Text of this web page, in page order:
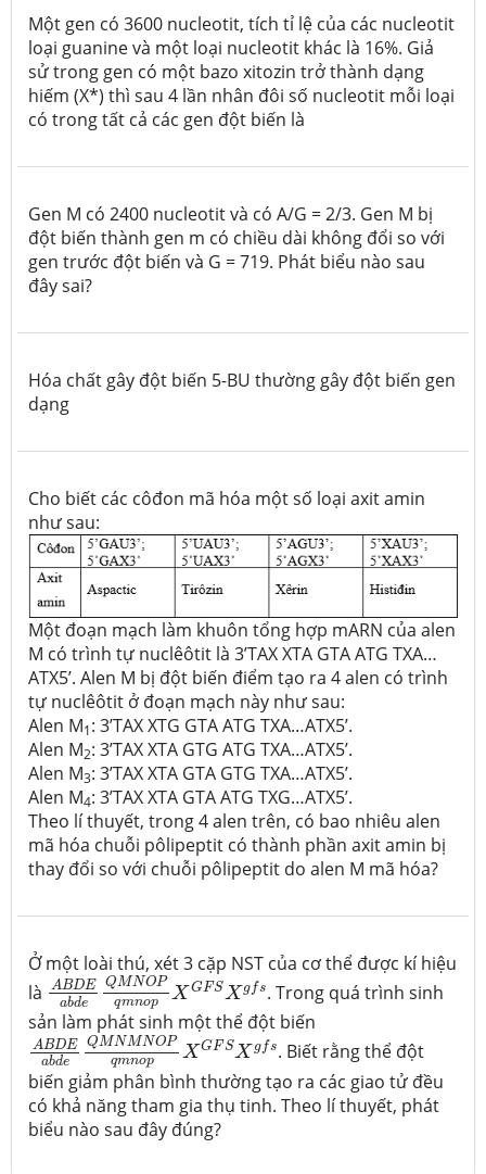
Một gen có 3600 nucleotit, tích tỉ lệ của các nucleotit
loại guanine và một loại nucleotit khác là 16%. Giả
sử trong gen có một bazo xitozin trở thành dạng
hiếm (X*) thì sau 4 lần nhân đôi số nucleotit mỗi loại
có trong tất cả các gen đột biến là
Gen M có 2400 nucleotit và có A/G = 2/3. Gen M bị
đột biến thành gen m có chiều dài không đổi so với
gen trước đột biến và G = 719. Phát biểu nào sau
đâysai?
Hóa chất gây đột biến 5-BU thường gây đột biến gen
dạng
Cho biết các côđon mã hóa một số loại axit amin
như sau:
Một đoạn mạch làm khuôn tổng hợp mARN của alen
M có trình tự nuclêôtit là 3’TAX XTA GTA ATG TXA…
ATX5’. Alen M bị đột biến điểm tạo ra 4 alen có trình
tự nuclêôtit ở đoạn mạch này như sau:
Alen M1: 3’TAX XTG GTA ATG TXA…ATX5’.
Alen M2: 3’TAX XTA GTG ATG TXA…ATX5’.
Alen M3: 3’TAX XTA GTA GTG TXA…ATX5’.
Alen M4: 3’TAX XTA GTA ATG TXG…ATX5’.
Theo lí thuyết, trong 4 alen trên, có bao nhiêu alen
mã hóa chuỗi pôlipeptit có thành phần axit amin bị
thay đổi so với chuỗi pôlipeptit do alen M mã hóa?
Ở một loài thú, xét 3 cặp NST của cơ thể được kí hiệu
là
ABDE
abde
QMNOP
qmnop X G F S X gfs
ABDEabdeQMNOP qm nop XG FSXgfs
. Trong quá trình sinh
sản làm phát sinh một thể đột biến
ABDE
abde
QMNMNOP
qmnop XGFSX gfs
ABDEabdeQMNMNOP qmnopX
. Biết rằng thể đột
biến giảm phân bình thường tạo ra các giao tử đều
có khả năng tham gia thụ tinh. Theo lí thuyết, phát
biểu nào sau đây đúng?